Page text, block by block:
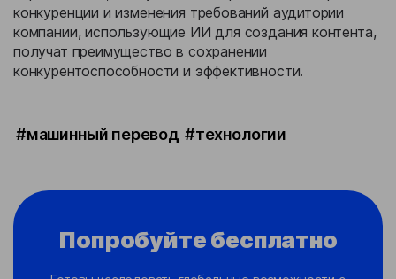
конкуренции и изменения требований аудитории
компании, использующие ИИ для создания контента,
получат преимущество в сохранении
конкурентоспособности и эффективности.
#машинный перевод #технологии
Попробуйте бесплатно